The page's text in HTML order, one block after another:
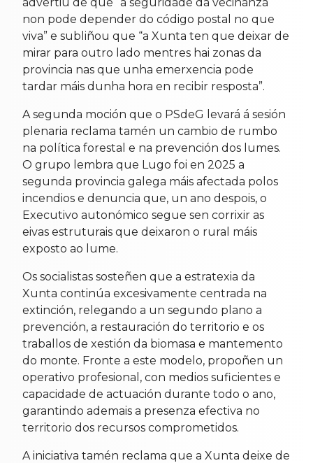
non pode depender do código postal no que
viva” e subliñou que “a Xunta ten que deixar de
mirar para outro lado mentres hai zonas da
provincia nas que unha emerxencia pode
tardar máis dunha hora en recibir resposta”.
A segunda moción que o PSdeG levará á sesión
plenaria reclama tamén un cambio de rumbo
na política forestal e na prevención dos lumes.
O grupo lembra que Lugo foi en 2025 a
segunda provincia galega máis afectada polos
incendios e denuncia que, un ano despois, o
Executivo autonómico segue sen corrixir as
eivas estruturais que deixaron o rural máis
exposto ao lume.
Os socialistas sosteñen que a estratexia da
Xunta continúa excesivamente centrada na
extinción, relegando a un segundo plano a
prevención, a restauración do territorio e os
traballos de xestión da biomasa e mantemento
do monte. Fronte a este modelo, propoñen un
operativo profesional, con medios suficientes e
capacidade de actuación durante todo o ano,
garantindo ademais a presenza efectiva no
territorio dos recursos comprometidos.
A iniciativa tamén reclama que a Xunta deixe de